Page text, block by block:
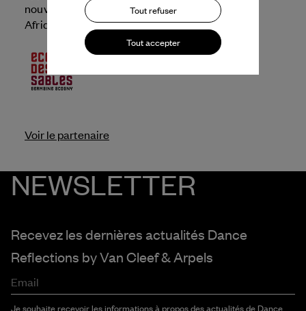
nouvelle édition de la Biennale de la Danse en
Afrique.
Voir le partenaire
NEWSLETTER
Recevez les dernières actualités Dance
Reflections byVan Cleef & Arpels
Email
Je souhaite recevoir les informations à propos des actualités de Dance
Tout refuser
Tout accepter